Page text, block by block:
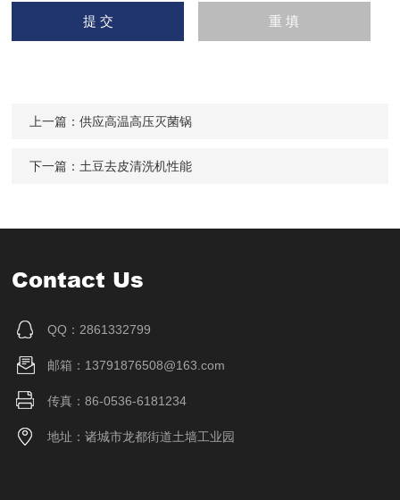
上一篇：供应高温高压灭菌锅
下一篇： 土豆去皮清洗机性能
Contact Us
QQ：2861332799
邮箱：13791876508@163.com
传真：86-0536-6181234
地址：诸城市龙都街道土墙工业园